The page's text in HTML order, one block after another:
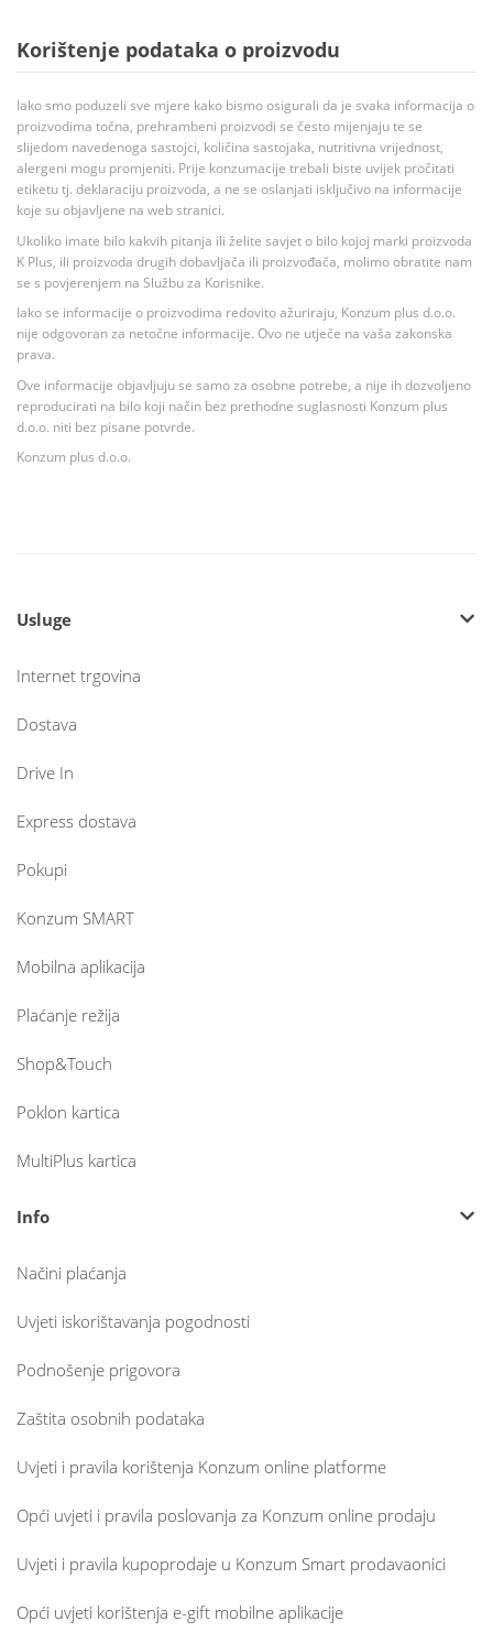
Korištenje podataka o proizvodu
Iako smo poduzeli sve mjere kako bismo osigurali da je svaka informacija o
proizvodima točna, prehrambeni proizvodi se često mijenjaju te se
slijedom navedenoga sastojci, količina sastojaka, nutritivna vrijednost,
alergeni mogu promjeniti. Prije konzumacije trebali biste uvijek pročitati
etiketu tj. deklaraciju proizvoda, a ne se oslanjati isključivo na informacije
koje su objavljene na web stranici.
Ukoliko imate bilo kakvih pitanja ili želite savjet o bilo kojoj marki proizvoda
K Plus, ili proizvoda drugih dobavljača ili proizvođača, molimo obratite nam
se s povjerenjem na Službu za Korisnike.
Iako se informacije o proizvodima redovito ažuriraju, Konzum plus d.o.o.
nije odgovoran za netočne informacije. Ovo ne utječe na vaša zakonska
prava.
Ove informacije objavljuju se samo za osobne potrebe, a nije ih dozvoljeno
reproducirati na bilo koji način bez prethodne suglasnosti Konzum plus
d.o.o. niti bez pisane potvrde.
Konzum plus d.o.o.
Usluge
Internet trgovina
Dostava
Drive In
Express dostava
Pokupi
Konzum SMART
Mobilna aplikacija
Plaćanje režija
Shop&Touch
Poklon kartica
MultiPlus kartica
Info
Načini plaćanja
Uvjeti iskorištavanja pogodnosti
Podnošenje prigovora
Zaštita osobnih podataka
Uvjeti i pravila korištenja Konzum online platforme
Opći uvjeti i pravila poslovanja za Konzum online prodaju
Uvjeti i pravila kupoprodaje u Konzum Smart prodavaonici
Opći uvjeti korištenja e-gift mobilne aplikacije